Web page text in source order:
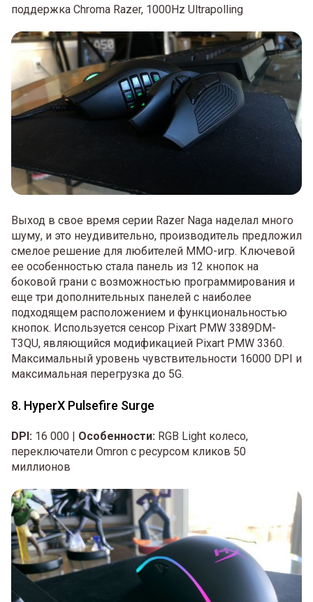
поддержка Chroma Razer, 1000Hz Ultrapolling
Выход в свое время серии Razer Naga наделал много
шуму, и это неудивительно, производитель предложил
смелое решение для любителей ММО-игр. Ключевой
ее особенностью стала панель из 12 кнопок на
боковой грани с возможностью программирования и
еще три дополнительных панелей с наиболее
подходящем расположением и функциональностью
кнопок. Используется сенсор Pixart PMW 3389DM-
T3QU, являющийся модификацией Pixart PMW 3360.
Максимальный уровень чувствительности 16000 DPI и
максимальная перегрузка до 5G.
8. HyperX Pulsefire Surge
DPI: 16 000 | Особенности: RGB Light колесо,
переключатели Omron с ресурсом кликов 50
миллионов